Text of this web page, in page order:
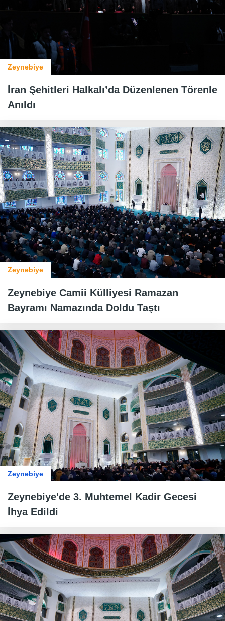
Zeynebiye
İran Şehitleri Halkalı’da Düzenlenen Törenle
Anıldı
Zeynebiye
Zeynebiye Camii Külliyesi Ramazan
Bayramı Namazında Doldu Taştı
Zeynebiye
Zeynebiye'de 3. Muhtemel Kadir Gecesi
İhya Edildi